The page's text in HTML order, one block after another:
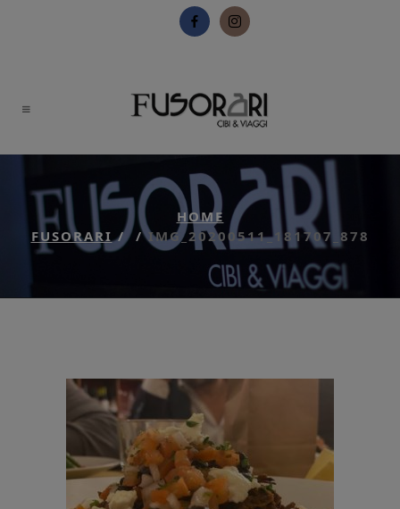
HOME
FUSORARI//IMG_20200511_181707_878